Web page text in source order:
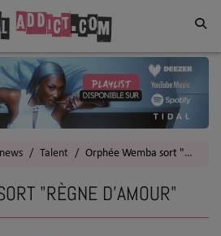
Talent Orphée Wemba sort "Règne d'amour"
"RÈGNE D'AMOUR"